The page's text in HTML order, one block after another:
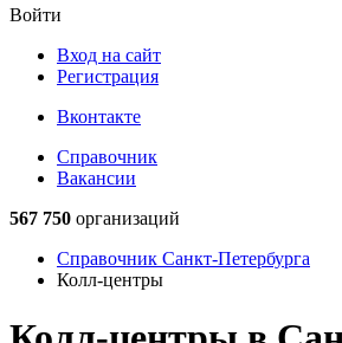
Войти
Вход на сайт
Регистрация
Вконтакте
Справочник
Вакансии
567 750 организаций
Справочник Санкт-Петербурга
Колл-центры